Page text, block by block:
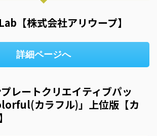
【株式会社アリウープ】
詳細ページへ
レートクリエイティブパッ
カラフル)」上位版【カ